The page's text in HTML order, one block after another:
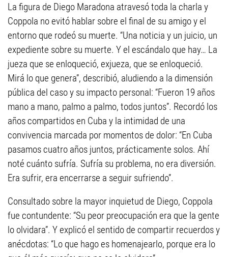
La figura de Diego Maradona atravesó toda la charla y
Coppola no evitó hablar sobre el final de su amigo y el
entorno que rodeó su muerte. “Una noticia y un juicio, un
expediente sobre su muerte. Y el escándalo que hay… La
jueza que se enloqueció, exjueza, que se enloqueció.
Mirá lo que genera”, describió, aludiendo a la dimensión
pública del caso y su impacto personal: “Fueron 19 años
mano a mano, palmo a palmo, todos juntos”. Recordó los
años compartidos en Cuba y la intimidad de una
convivencia marcada por momentos de dolor: “En Cuba
pasamos cuatro años juntos, prácticamente solos. Ahí
noté cuánto sufría. Sufría su problema, no era diversión.
Era sufrir, era encerrarse a seguir sufriendo”.
Consultado sobre la mayor inquietud de Diego, Coppola
fue contundente: “Su peor preocupación era que la gente
lo olvidara”. Y explicó el sentido de compartir recuerdos y
anécdotas: “Lo que hago es homenajearlo, porque era lo